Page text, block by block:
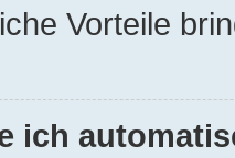
Vorteile
ich